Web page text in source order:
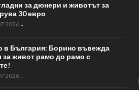
за дюнери и животът за
30 евро
2026 -
в България: Борино въвежда
за живот рамо до рамо с
2026 -